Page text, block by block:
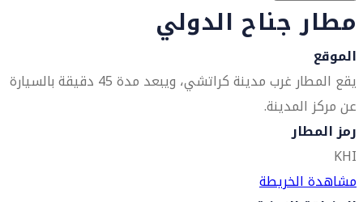
مطار جناح الدولي
الموقع
يقع المطار غرب مدينة كراتشي، ويبعد مدة 45 دقيقة بالسيارة
عن مركز المدينة.
رمز المطار
KHI
مشاهدة الخريطة